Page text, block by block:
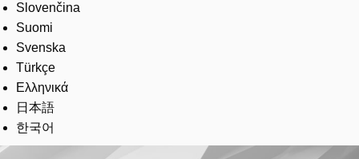
Slovenčina
Suomi
Svenska
Türkçe
Ελληνικά
日本語
한국어